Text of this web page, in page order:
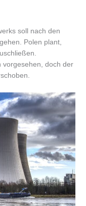
soll nach den
Polen plant,
vorgesehen, doch der